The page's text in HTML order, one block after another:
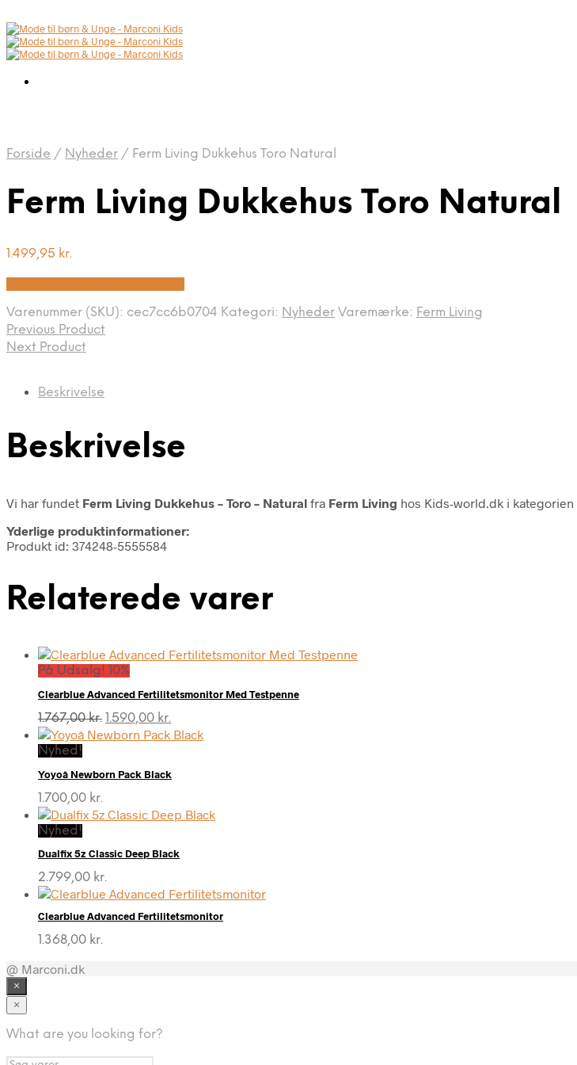
Forside / Nyheder / Ferm Living Dukkehus Toro Natural
Ferm Living Dukkehus Toro Natural
1.499,95 kr.
Varenummer (SKU): cec7cc6b0704 Kategori: Nyheder Varemærke: Ferm Living
Previous Product
Next Product
Beskrivelse
Beskrivelse
Vi har fundet Ferm Living Dukkehus – Toro – Natural fra Ferm Living hos Kids-world.dk i kategorien
Yderlige produktinformationer:
Produkt id: 374248-5555584
Relaterede varer
På Udsalg! 10%
Clearblue Advanced Fertilitetsmonitor Med Testpenne
1.767,00kr. Den
oprindelige
1.767,00 kr..
1.590,00 kr.
aktuelle
1.590,00 kr..
Nyhed!
Yoyoâ Newborn Pack Black
1.700,00 kr.
Nyhed!
Dualfix 5z Classic Deep Black
2.799,00 kr.
Clearblue Advanced Fertilitetsmonitor
1.368,00 kr.
@ Marconi.dk
×
×
What are you looking for?